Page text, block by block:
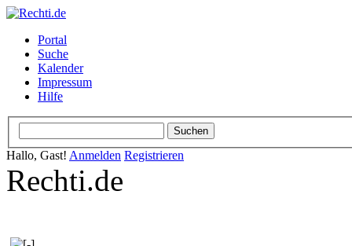
Portal
Suche
Kalender
Impressum
Hilfe
Hallo, Gast! Anmelden Registrieren
Rechti.de